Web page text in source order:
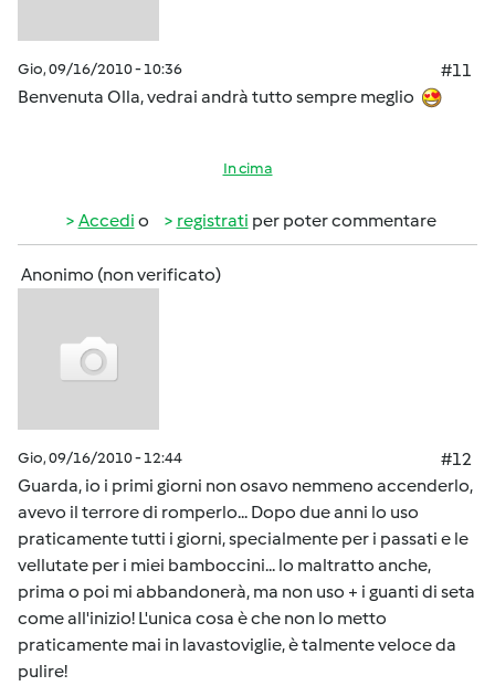
Gio, 09/16/2010 - 10:36
#11
Benvenuta Olla, vedrai andrà tutto sempre meglio
In cima
Accedi o registrati per poter commentare
Anonimo (non verificato)
Gio, 09/16/2010 - 12:44
#12
Guarda, io i primi giorni non osavo nemmeno accenderlo,
avevo il terrore di romperlo... Dopo due anni lo uso
praticamente tutti i giorni, specialmente per i passati e le
vellutate per i miei bamboccini... lo maltratto anche,
prima o poi mi abbandonerà, ma non uso + i guanti di seta
come all'inizio! L'unica cosa è che non lo metto
praticamente mai in lavastoviglie, è talmente veloce da
pulire!